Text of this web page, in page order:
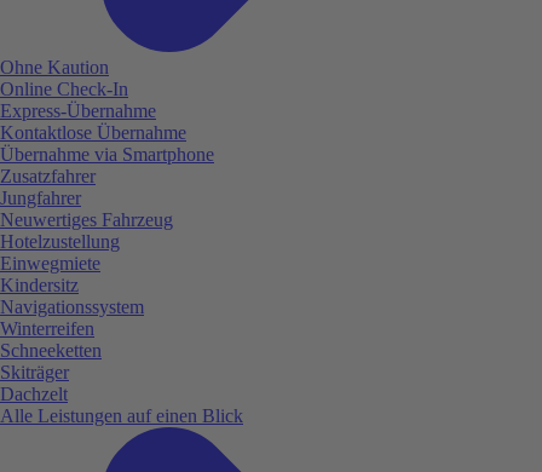
Ohne Kaution
Online Check-In
Express-Übernahme
Kontaktlose Übernahme
Übernahme via Smartphone
Zusatzfahrer
Jungfahrer
Neuwertiges Fahrzeug
Hotelzustellung
Einwegmiete
Kindersitz
Navigationssystem
Winterreifen
Schneeketten
Skiträger
Dachzelt
Alle Leistungen auf einen Blick